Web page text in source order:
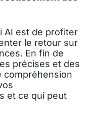
AI est de profiter
le retour sur
En fin de
précises et des
compréhension
et ce qui peut